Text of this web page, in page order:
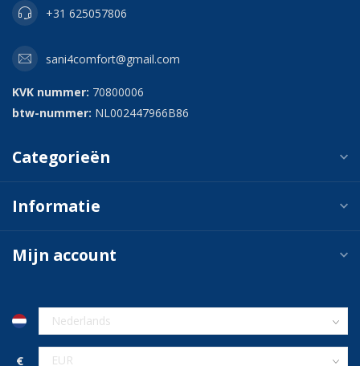
+31 625057806
sani4comfort@gmail.com
KVK nummer: 70800006
btw-nummer: NL002447966B86
Categorieën
Informatie
Mijn account
€